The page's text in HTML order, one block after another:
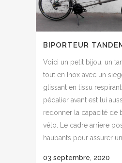
BIPORTEUR
Voici un petit bijou, un
tout en Inox avec un
glissant en tissu
pédalier avant est lui
redonner la capacité de
vélo. Le cadre arriere
haubants pour assurer
03 septembre, 2020